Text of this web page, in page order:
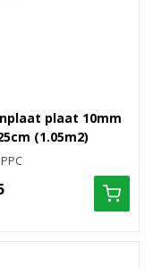
plaat 10mm
(1.05m2)